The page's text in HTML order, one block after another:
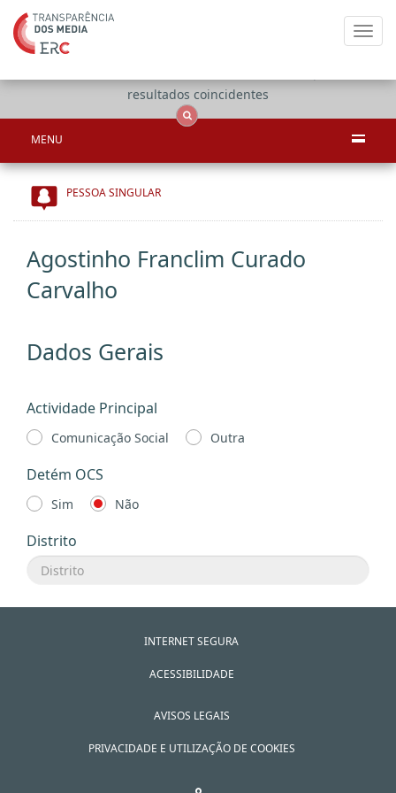
resultados coincidentes
MENU
PESSOA SINGULAR
Agostinho Franclim Curado
Carvalho
Dados Gerais
Actividade Principal
Comunicação Social Outra
Detém OCS
Sim Não
Distrito
INTERNET SEGURA
ACESSIBILIDADE
AVISOS LEGAIS
PRIVACIDADE E UTILIZAÇÃO DE COOKIES